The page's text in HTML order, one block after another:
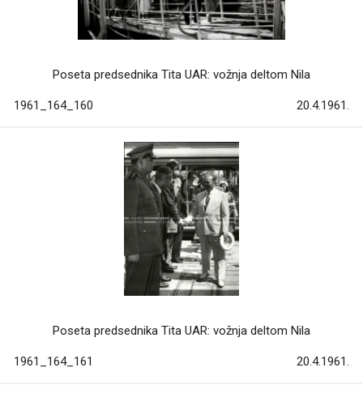
Poseta predsednika Tita UAR: vožnja deltom Nila
1961_164_160 20.4.1961.
Poseta predsednika Tita UAR: vožnja deltom Nila
1961_164_161 20.4.1961.